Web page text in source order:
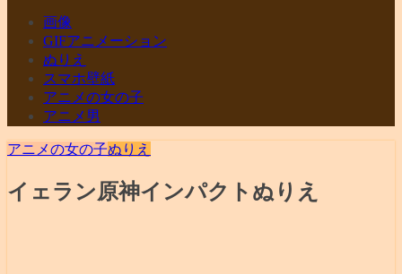
画像
GIFアニメーション
ぬりえ
スマホ壁紙
アニメの女の子
アニメ男
アニメの女の子ぬりえ
イェラン原神インパクトぬりえ